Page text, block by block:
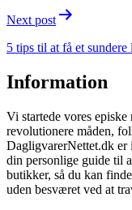
Next post
5 tips til at få et sundere
Information
Vi startede vores
revolutionere måden,
DagligvarerNettet.dk er
din personlige guide til
butikker, så du kan
uden besværet ved at